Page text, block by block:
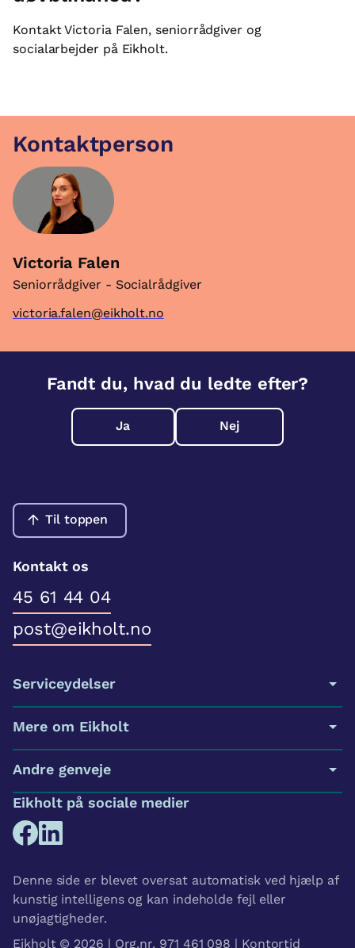
Kontakt Victoria Falen, seniorrådgiver og
socialarbejder på Eikholt.
Kontaktperson
Victoria Falen
Seniorrådgiver - Socialrådgiver
victoria.falen@eikholt.no
Fandt du, hvad du ledte efter?
Ja Nej
Til toppen
Kontakt os
45 61 44 04
post@eikholt.no
Serviceydelser
Mere om Eikholt
Andre genveje
Eikholt på sociale medier
Denne side er blevet oversat automatisk ved hjælp af
kunstig intelligens og kan indeholde fejl eller
unøjagtigheder.
Eikholt © 2026 | Org.nr. 971 461 098 | Kontortid